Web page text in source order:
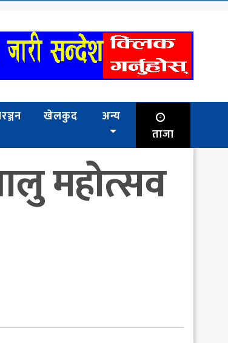
खेलकुद
अन्य
ताजा
महोत्सव